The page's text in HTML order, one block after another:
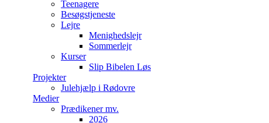
Teenagere
Besøgstjeneste
Lejre
Menighedslejr
Sommerlejr
Kurser
Slip Bibelen Løs
Projekter
Julehjælp i Rødovre
Medier
Prædikener mv.
2026